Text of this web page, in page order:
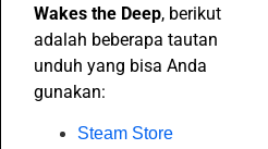
Wakes the Deep, berikut
adalah beberapa tautan
unduh yang bisa Anda
gunakan:
Steam Store